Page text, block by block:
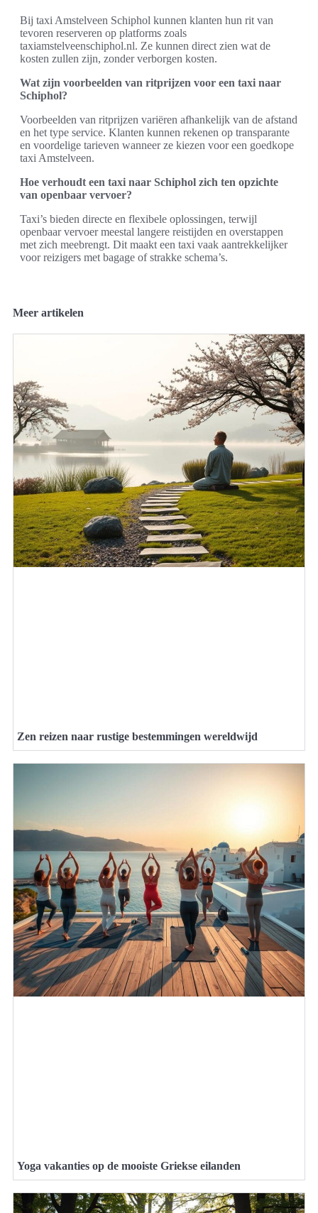
Bij taxi Amstelveen Schiphol kunnen klanten hun rit van
tevoren reserveren op platforms zoals
taxiamstelveenschiphol.nl. Ze kunnen direct zien wat de
kosten zullen zijn, zonder verborgen kosten.
Wat zijn voorbeelden van ritprijzen voor een taxi naar
Schiphol?
Voorbeelden van ritprijzen variëren afhankelijk van de afstand
en het type service. Klanten kunnen rekenen op transparante
en voordelige tarieven wanneer ze kiezen voor een goedkope
taxi Amstelveen.
Hoe verhoudt een taxi naar Schiphol zich ten opzichte
van openbaar vervoer?
Taxi’s bieden directe en flexibele oplossingen, terwijl
openbaar vervoer meestal langere reistijden en overstappen
met zich meebrengt. Dit maakt een taxi vaak aantrekkelijker
voor reizigers met bagage of strakke schema’s.
Meer artikelen
Zen reizen naar rustige bestemmingen wereldwijd
Yoga vakanties op de mooiste Griekse eilanden